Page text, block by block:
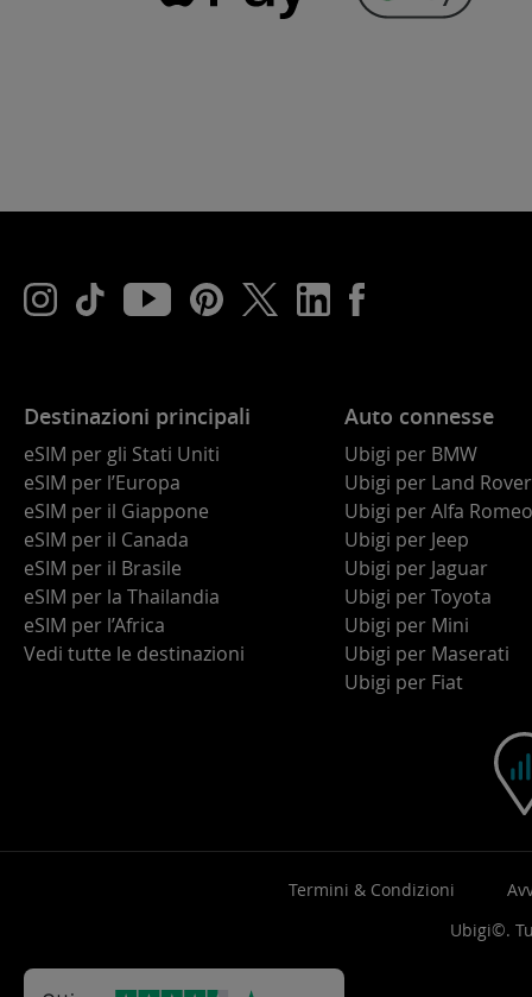
Destinazioni principali
eSIM per gli Stati Uniti
eSIM per l’Europa
eSIM per il Giappone
eSIM per il Canada
eSIM per il Brasile
eSIM per la Thailandia
eSIM per l’Africa
Vedi tutte le destinazioni
Auto connesse
Ubigi per BMW
Ubigi per Land Rover
Ubigi per Alfa Romeo
Ubigi per Jeep
Ubigi per Jaguar
Ubigi per Toyota
Ubigi per Mini
Ubigi per Maserati
Ubigi per Fiat
Termini & Condizioni
Ubigi©.